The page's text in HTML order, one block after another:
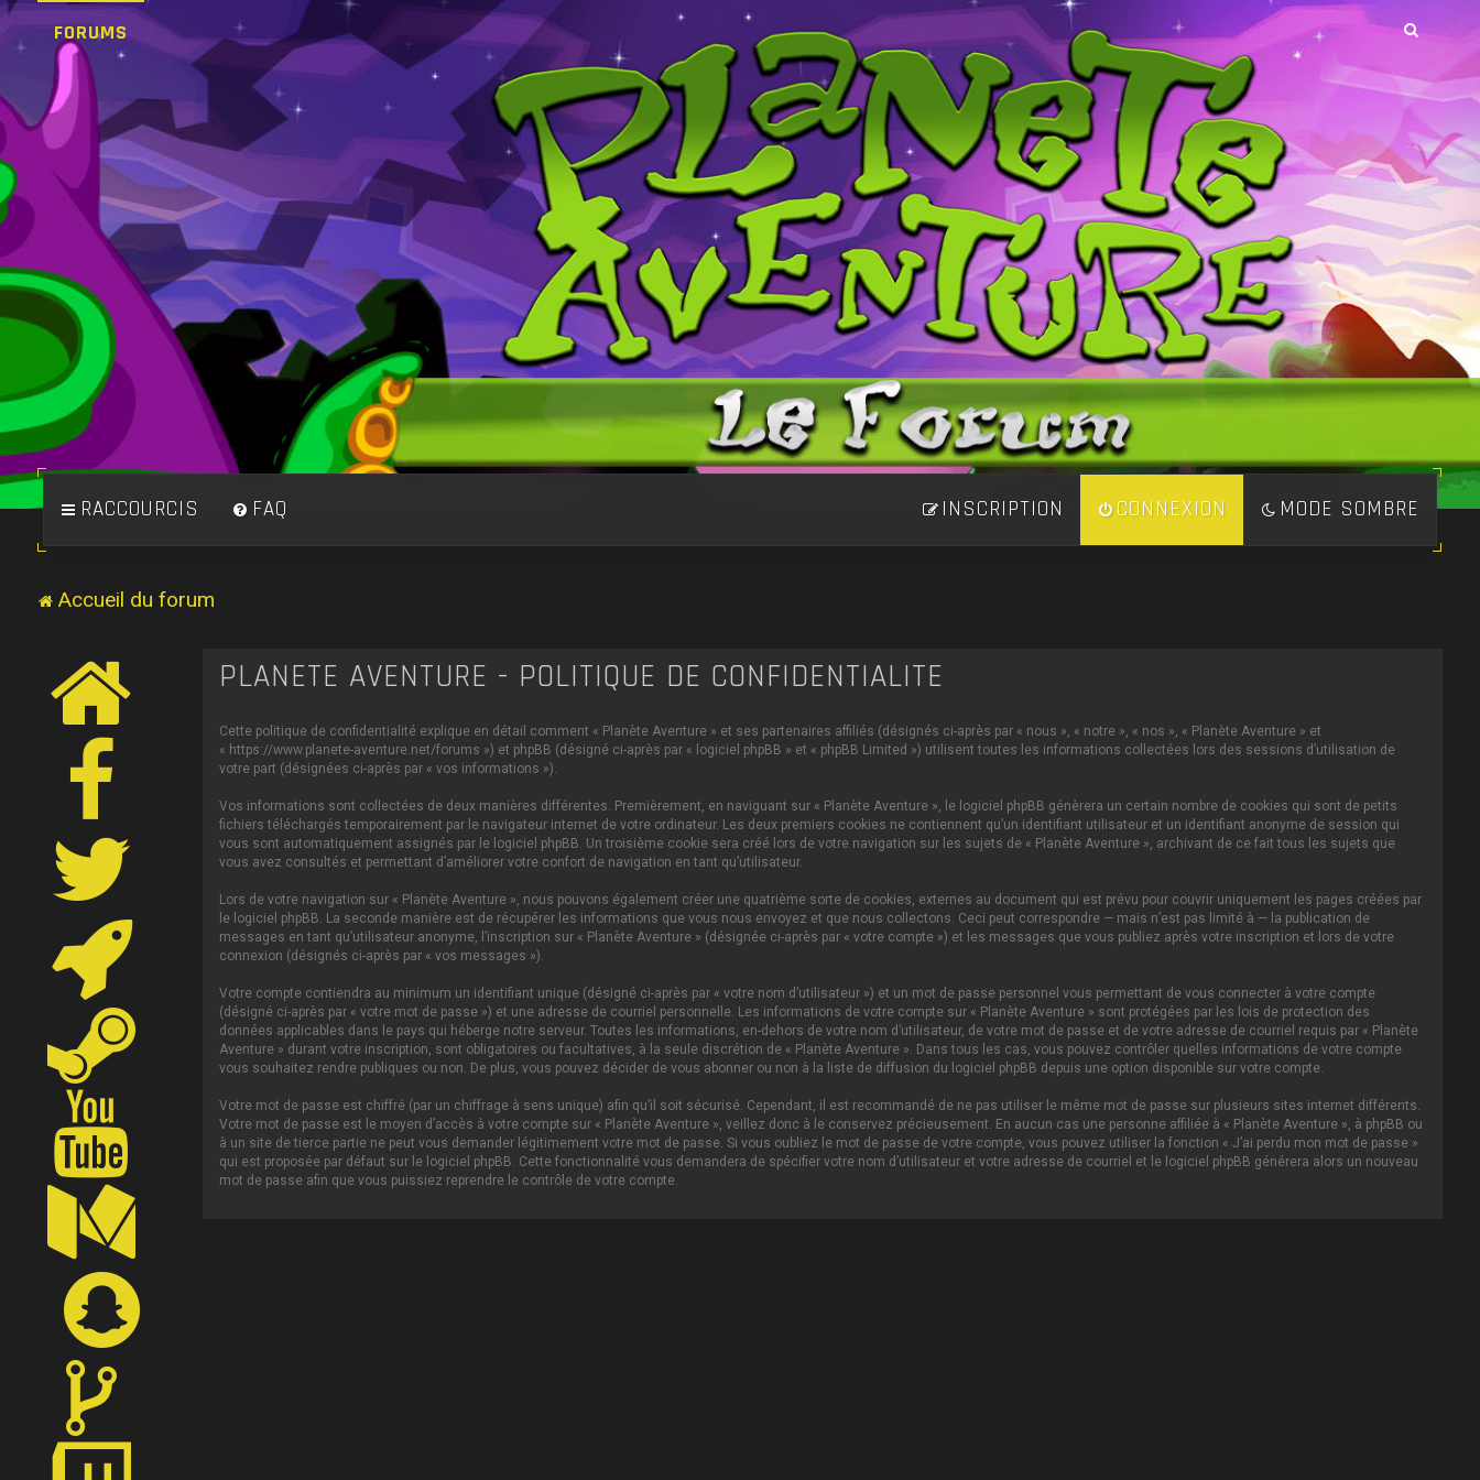
FORUMS
RACCOURCIS MODE SOMBRE
FAQ CONNEXION
INSCRIPTION
Accueil du forum
PLANÈTE AVENTURE - POLITIQUE DE CONFIDENTIALITÉ
Cette politique de confidentialité explique en détail comment « Planète Aventure » et ses partenaires affiliés (désignés ci-après par « nous », « notre », « nos », « Planète Aventure » et
« https://www.planete-aventure.net/forums ») et phpBB (désigné ci-après par « logiciel phpBB » et « phpBB Limited ») utilisent toutes les informations collectées lors des sessions d’utilisation de
votre part (désignées ci-après par « vos informations »).
Vos informations sont collectées de deux manières différentes. Premièrement, en naviguant sur « Planète Aventure », le logiciel phpBB génèrera un certain nombre de cookies qui sont de petits
fichiers téléchargés temporairement par le navigateur internet de votre ordinateur. Les deux premiers cookies ne contiennent qu’un identifiant utilisateur et un identifiant anonyme de session qui
vous sont automatiquement assignés par le logiciel phpBB. Un troisième cookie sera créé lors de votre navigation sur les sujets de « Planète Aventure », archivant de ce fait tous les sujets que
vous avez consultés et permettant d’améliorer votre confort de navigation en tant qu’utilisateur.
Lors de votre navigation sur « Planète Aventure », nous pouvons également créer une quatrième sorte de cookies, externes au document qui est prévu pour couvrir uniquement les pages créées par
le logiciel phpBB. La seconde manière est de récupérer les informations que vous nous envoyez et que nous collectons. Ceci peut correspondre — mais n’est pas limité à — la publication de
messages en tant qu’utilisateur anonyme, l’inscription sur « Planète Aventure » (désignée ci-après par « votre compte ») et les messages que vous publiez après votre inscription et lors de votre
connexion (désignés ci-après par « vos messages »).
Votre compte contiendra au minimum un identifiant unique (désigné ci-après par « votre nom d’utilisateur ») et un mot de passe personnel vous permettant de vous connecter à votre compte
(désigné ci-après par « votre mot de passe ») et une adresse de courriel personnelle. Les informations de votre compte sur « Planète Aventure » sont protégées par les lois de protection des
données applicables dans le pays qui héberge notre serveur. Toutes les informations, en-dehors de votre nom d’utilisateur, de votre mot de passe et de votre adresse de courriel requis par « Planète
Aventure » durant votre inscription, sont obligatoires ou facultatives, à la seule discrétion de « Planète Aventure ». Dans tous les cas, vous pouvez contrôler quelles informations de votre compte
vous souhaitez rendre publiques ou non. De plus, vous pouvez décider de vous abonner ou non à la liste de diffusion du logiciel phpBB depuis une option disponible sur votre compte.
Votre mot de passe est chiffré (par un chiffrage à sens unique) afin qu’il soit sécurisé. Cependant, il est recommandé de ne pas utiliser le même mot de passe sur plusieurs sites internet différents.
Votre mot de passe est le moyen d’accès à votre compte sur « Planète Aventure », veillez donc à le conservez précieusement. En aucun cas une personne affiliée à « Planète Aventure », à phpBB ou
à un site de tierce partie ne peut vous demander légitimement votre mot de passe. Si vous oubliez le mot de passe de votre compte, vous pouvez utiliser la fonction « J’ai perdu mon mot de passe »
qui est proposée par défaut sur le logiciel phpBB. Cette fonctionnalité vous demandera de spécifier votre nom d’utilisateur et votre adresse de courriel et le logiciel phpBB générera alors un nouveau
mot de passe afin que vous puissiez reprendre le contrôle de votre compte.